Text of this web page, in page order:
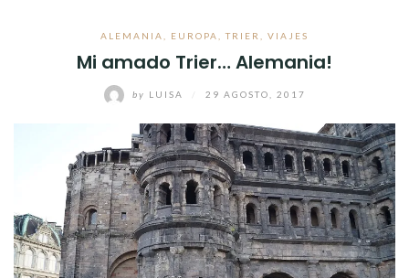
ALEMANIA EUROPA ,TRIER VIAJES
Mi amado Trier… Alemania!
by LUISA 29 AGOSTO, 2017